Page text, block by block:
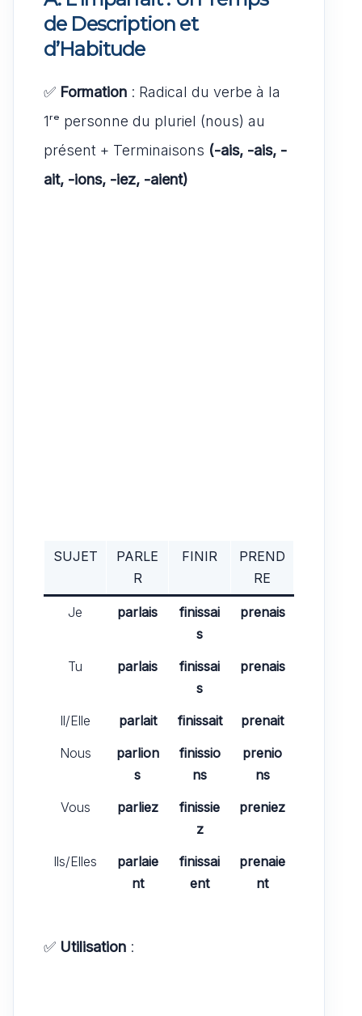
de Description et
d’Habitude
✅ Formation : Radical du verbe à la
1ʳᵉ personne du pluriel (nous) au
présent + Terminaisons (-ais, -ais, -
ait, -ions, -iez, -aient)
SUJET
PARLE
R
FINIR
PREND
RE
Je parlais
finissai
s
prenais
Tu parlais
finissai
s
prenais
Il/Elle parlait finissait
prenait
Nous
parlion
s
finissio
ns
prenio
ns
Vous
parliez
finissie
z
preniez
Ils/Elles
parlaie
nt
finissai
ent
prenaie
nt
✅ Utilisation :